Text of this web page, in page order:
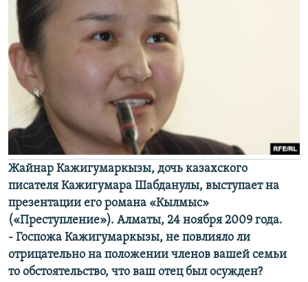
Жайнар Кажигумаркызы, дочь казахского
писателя Кажигумара Шабданулы, выступает на
презентации его романа «Кылмыс»
(«Преступление»). Алматы, 24 ноября 2009 года.
- Госпожа Кажигумаркызы, не повлияло ли
отрицательно на положении членов вашей семьи
то обстоятельство, что ваш отец был осужден?